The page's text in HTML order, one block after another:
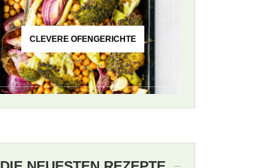
CLEVERE OFENGERICHTE